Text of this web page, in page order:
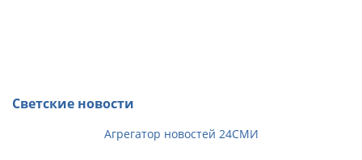
Светские новости
Агрегатор новостей 24СМИ